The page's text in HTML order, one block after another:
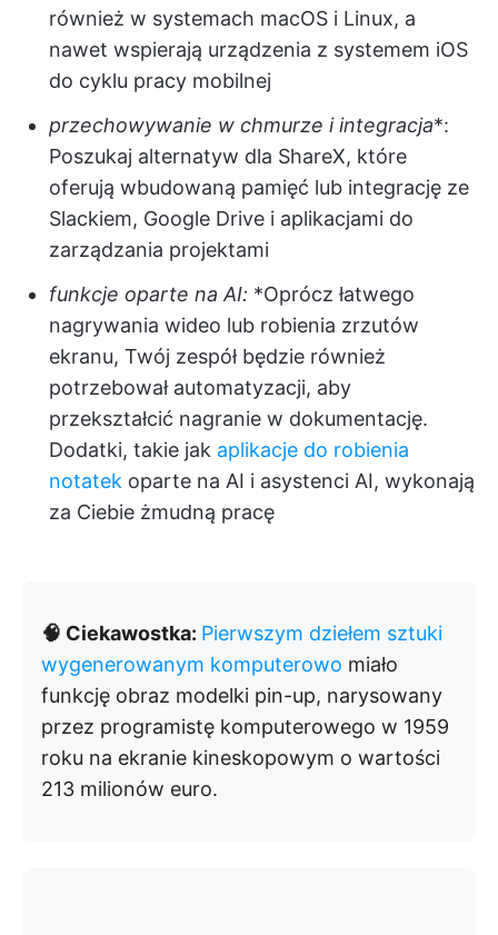
również w systemach macOS i Linux, a
nawet wspierają urządzenia z systemem iOS
do cyklu pracy mobilnej
przechowywanie w chmurze i integracja*:
Poszukaj alternatyw dla ShareX, które
oferują wbudowaną pamięć lub integrację ze
Slackiem, Google Drive i aplikacjami do
zarządzania projektami
funkcje oparte na AI: *Oprócz łatwego
nagrywania wideo lub robienia zrzutów
ekranu, Twój zespół będzie również
potrzebował automatyzacji, aby
przekształcić nagranie w dokumentację.
Dodatki, takie jak aplikacje do robienia
notatek oparte na AI i asystenci AI, wykonają
za Ciebie żmudną pracę
🧠 Ciekawostka: Pierwszym dziełem sztuki
wygenerowanym komputerowo miało
funkcję obraz modelki pin-up, narysowany
przez programistę komputerowego w 1959
roku na ekranie kineskopowym o wartości
213 milionów euro.